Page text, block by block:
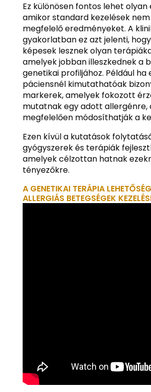
Ez különösen fontos lehet olyan
amikor standard kezelések
megfelelő eredményeket. A
gyakorlatban ez azt jelenti,
képesek lesznek olyan
amelyek jobban illeszkednek a
genetikai profiljához. Például ha
páciensnél kimutathatóak
markerek, amelyek fokozott
mutatnak egy adott allergénre,
megfelelően módosíthatják a
Ezen kívül a kutatások
gyógyszerek és terápiák
amelyek célzottan hatnak
tényezőkre.
A GENETIKAI TERÁPIA
ALLERGIÁS BETEGSÉGEK